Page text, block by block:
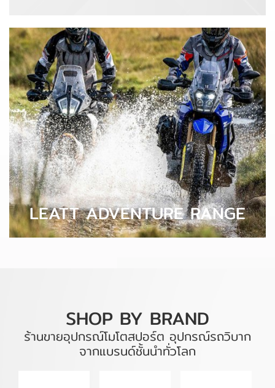
LEATT ADVENTURE RANGE
SHOP BY BRAND
ร้านขายอุปกรณ์โมโตสปอร์ต อุปกรณ์รถวิบาก
จากแบรนด์ชั้นนำทั่วโลก